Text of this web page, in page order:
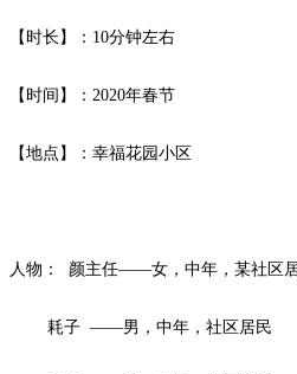
【时长】： 10分钟左右
【时间】： 2020年春节
【地点】：幸福花园小区
人物： 颜主任——女，中年，某社区居
耗子 ——男，中年，社区居民